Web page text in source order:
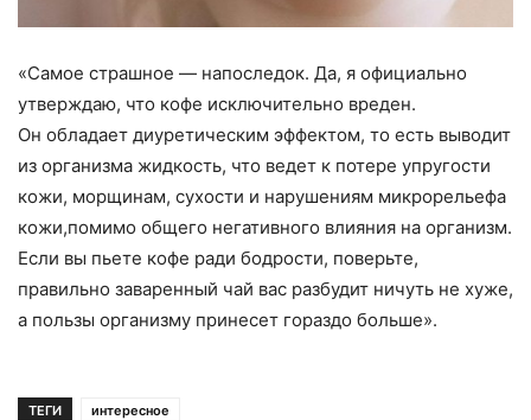
«Самое страшное — напоследок. Да, я официально
утверждаю, что кофе исключительно вреден.
Он обладает диуретическим эффектом, то есть выводит
из организма жидкость, что ведет к потере упругости
кожи, морщинам, сухости и нарушениям микрорельефа
кожи,помимо общего негативного влияния на организм.
Если вы пьете кофе ради бодрости, поверьте,
правильно заваренный чай вас разбудит ничуть не хуже,
а пользы организму принесет гораздо больше».
ТЕГИ интересное